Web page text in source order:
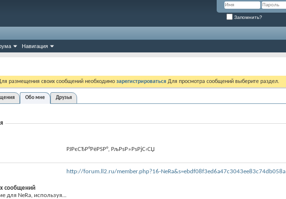
Запомнить?
Навигация
размещения своих сообщений необходимо зарегистрироваться Для просмотра сообщений выберите раздел.
Обо мне Друзья
РЈРєСЂР°РёРЅР°, РљРѕР»РѕРјС‹СЏ
http://forum.ll2.ru/member.php?16-NeRa&s=ebdf08f3ed6a47c3043ee83c74db058a
сообщений
для NeRa, используя...